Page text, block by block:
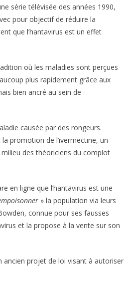
série télévisée des années 1990,
pour objectif de réduire la
que l’hantavirus est un effet
où les maladies sont perçues
plus rapidement grâce aux
bien ancré au sein de
causée par des rongeurs.
promotion de l’ivermectine, un
des théoriciens du complot
en ligne que l’hantavirus est une
» la population via leurs
connue pour ses fausses
et la propose à la vente sur son
ancien projet de loi visant à autoriser